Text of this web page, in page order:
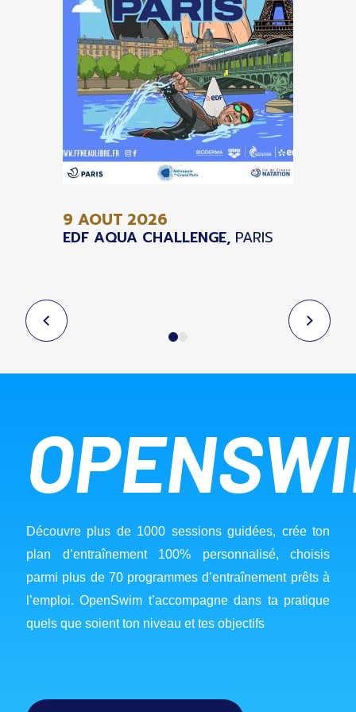
9 AOUT 2026
EDF AQUA CHALLENGE, PARIS
Découvre plus de 1000 sessions guidées, crée ton
plan d’entraînement 100% personnalisé, choisis
parmi plus de 70 programmes d’entraînement prêts à
l’emploi. OpenSwim t’accompagne dans ta pratique
quels que soient ton niveau et tes objectifs